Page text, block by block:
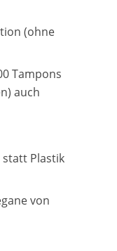
(ohne
Tampons
auch
Plastik
von